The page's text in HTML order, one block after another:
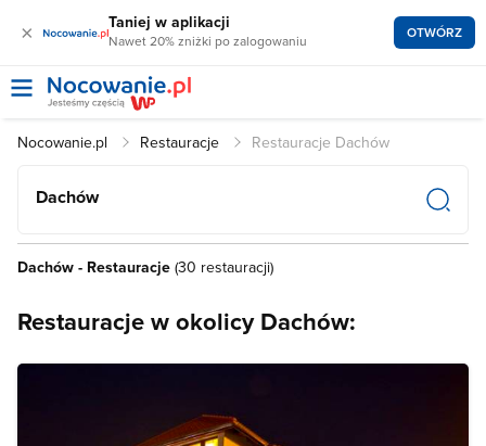
× Taniej w aplikacji
Nawet 20% zniżki po zalogowaniu OTWÓRZ
Nocowanie.pl Restauracje Restauracje Dachów
Dachów
Dachów - Restauracje (30 restauracji)
Restauracje w okolicy Dachów: